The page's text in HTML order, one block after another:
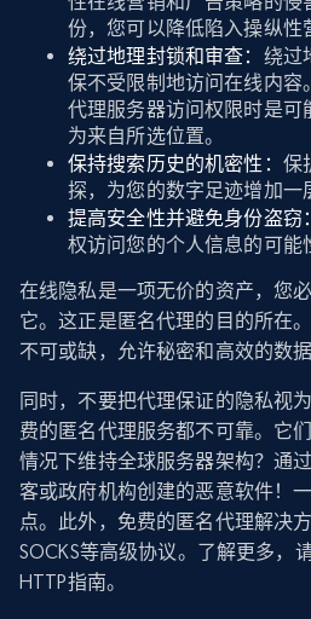
份，您可以降低陷入操纵性
绕过地理封锁和审查： 绕过
保不受限制地访问在线内容
代理服务器访问权限时是可
为来自所选位置。
保持搜索历史的机密性： 保
探，为您的数字足迹增加一
提高安全性并避免身份盗窃：
权访问您的个人信息的可能
在线隐私是一项无价的资产，您
它。这正是匿名代理的目的所在
不可或缺，允许秘密和高效的数据
同时，不要把代理保证的隐私视
费的匿名代理服务都不可靠。它
情况下维持全球服务器架构？通
客或政府机构创建的恶意软件！
点。此外，免费的匿名代理解决
SOCKS等高级协议。了解更多，
HTTP指南。